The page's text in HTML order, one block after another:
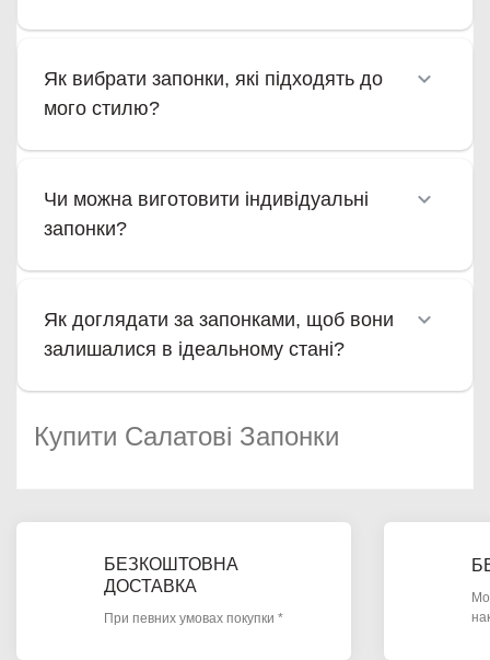
Як вибрати запонки, які підходять до
мого стилю?
Чи можна виготовити індивідуальні
запонки?
Як доглядати за запонками, щоб вони
залишалися в ідеальному стані?
Купити Салатові Запонки
БЕЗКОШТОВНА
ДОСТАВКА
При певних умовах покупки *